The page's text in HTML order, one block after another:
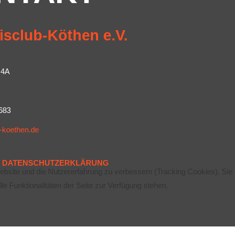
Köthen e.V.
koethen.de
DATENSCHUTZERKLÄRUNG
und die Nutzererfahrung zu verbessern (Tracking Cookies). Sie
der Seite zur Verfügung stehen.